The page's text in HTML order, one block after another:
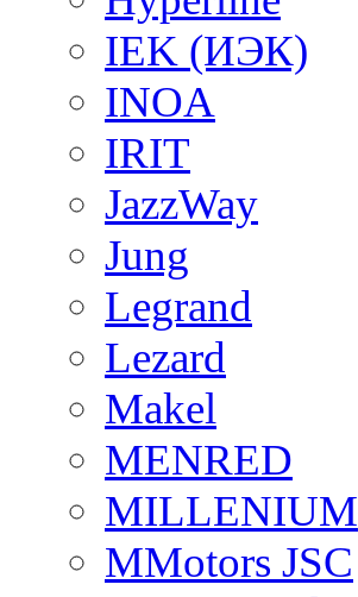
IEK (ИЭК)
INOA
IRIT
JazzWay
Jung
Legrand
Lezard
Makel
MENRED
MILLENIUM
MMotors JSC